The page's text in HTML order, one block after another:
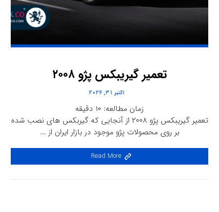
تعمیر گیریبکس پژو ۲۰۰۸
اکتبر ۳۱, ۲۰۲۴
زمان مطالعه: ۱۰ دقیقه
تعمیر گیریبکس پژو ۲۰۰۸ از آنجایی که گیربکس های نصب شده
بر روی محصولات پژو موجود در بازار ایران از ...
Read More